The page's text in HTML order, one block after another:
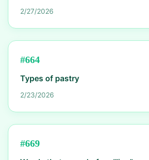
2/27/2026
#664
Types of pastry
2/23/2026
#669